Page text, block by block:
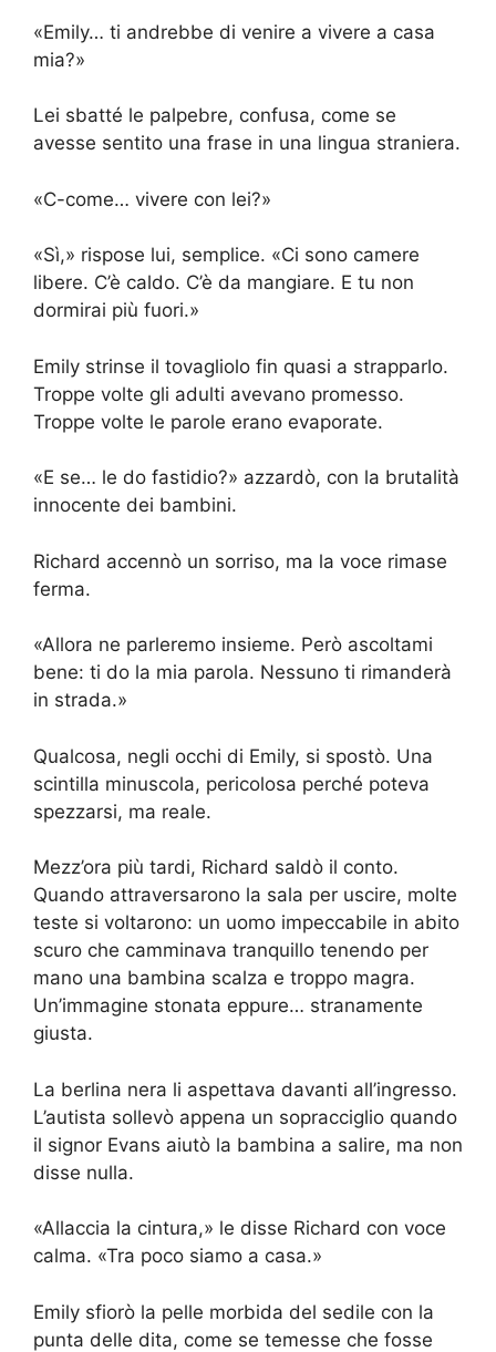
«Emily… ti andrebbe di venire a vivere a casa
mia?»
Lei sbatté le palpebre, confusa, come se
avesse sentito una frase in una lingua straniera.
«C-come… vivere con lei?»
«Sì,» rispose lui, semplice. «Ci sono camere
libere. C’è caldo. C’è da mangiare. E tu non
dormirai più fuori.»
Emily strinse il tovagliolo fin quasi a strapparlo.
Troppe volte gli adulti avevano promesso.
Troppe volte le parole erano evaporate.
«E se… le do fastidio?» azzardò, con la brutalità
innocente dei bambini.
Richard accennò un sorriso, ma la voce rimase
ferma.
«Allora ne parleremo insieme. Però ascoltami
bene: ti do la mia parola. Nessuno ti rimanderà
in strada.»
Qualcosa, negli occhi di Emily, si spostò. Una
scintilla minuscola, pericolosa perché poteva
spezzarsi, ma reale.
Mezz’ora più tardi, Richard saldò il conto.
Quando attraversarono la sala per uscire, molte
teste si voltarono: un uomo impeccabile in abito
scuro che camminava tranquillo tenendo per
mano una bambina scalza e troppo magra.
Un’immagine stonata eppure… stranamente
giusta.
La berlina nera li aspettava davanti all’ingresso.
L’autista sollevò appena un sopracciglio quando
il signor Evans aiutò la bambina a salire, ma non
disse nulla.
«Allaccia la cintura,» le disse Richard con voce
calma. «Tra poco siamo a casa.»
Emily sfiorò la pelle morbida del sedile con la
punta delle dita, come se temesse che fosse